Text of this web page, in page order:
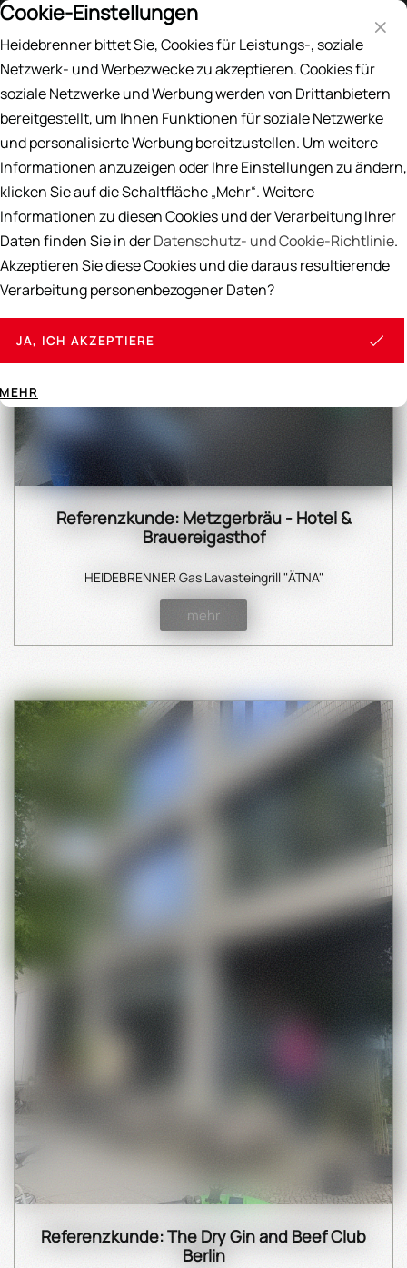
Preisliste
Suche
Home Blog
HEIDEBRENNER BLOG
Referenzkunde: Metzgerbräu - Hotel &
Brauereigasthof
HEIDEBRENNER Gas Lavasteingrill "ÄTNA"
mehr
Referenzkunde: The Dry Gin and Beef Club
Berlin
Cookie-Einstellungen
Heidebrenner bittet Sie, Cookies für Leistungs-, soziale
Netzwerk- und Werbezwecke zu akzeptieren. Cookies für
soziale Netzwerke und Werbung werden von Drittanbietern
bereitgestellt, um Ihnen Funktionen für soziale Netzwerke
und personalisierte Werbung bereitzustellen. Um weitere
Informationen anzuzeigen oder Ihre Einstellungen zu ändern,
klicken Sie auf die Schaltfläche „Mehr“. Weitere
Informationen zu diesen Cookies und der Verarbeitung Ihrer
Daten finden Sie in derDatenschutz- und Cookie-Richtlinie.
Akzeptieren Sie diese Cookies und die daraus resultierende
Verarbeitung personenbezogener Daten?
JA, ICH AKZEPTIERE
MEHR